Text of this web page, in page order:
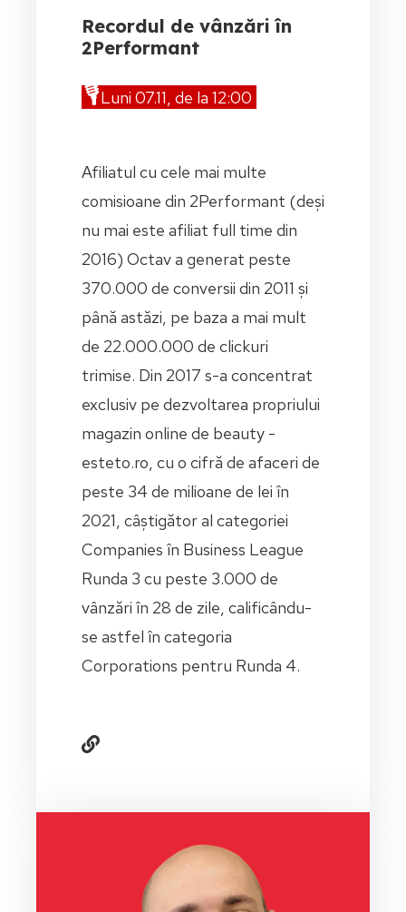
Recordul de vânzări în
2Performant
🎙️Luni 07.11, de la 12:00
Afiliatul cu cele mai multe
comisioane din 2Performant (deși
nu mai este afiliat full time din
2016) Octav a generat peste
370.000 de conversii din 2011 și
până astăzi, pe baza a mai mult
de 22.000.000 de clickuri
trimise. Din 2017 s-a concentrat
exclusiv pe dezvoltarea propriului
magazin online de beauty -
esteto.ro, cu o cifră de afaceri de
peste 34 de milioane de lei în
2021, câștigător al categoriei
Companies în Business League
Runda 3 cu peste 3.000 de
vânzări în 28 de zile, calificându-
se astfel în categoria
Corporations pentru Runda 4.